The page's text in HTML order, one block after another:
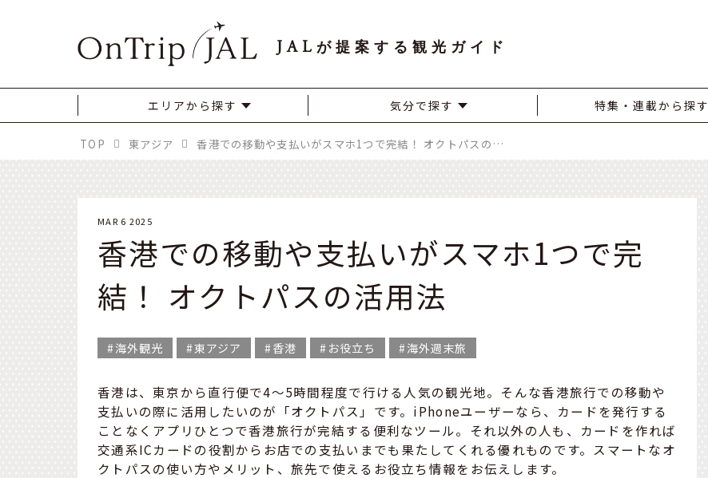
JAL が提案する観光ガイド
エリアから探す 気分で探す 特集・連載から探す
TOP 東アジア 香港での移動や支払いがスマホ1つで完結！ オクトパスの活用法
MAR 6 2025
香港での移動や支払いがスマホ1つで完
結！ オクトパスの活用法
海外観光 東アジア 香港 お役立ち 海外週末旅
香港は、東京から直行便で4～5時間程度で行ける人気の観光地。そんな香港旅行での移動や
支払いの際に活用したいのが「オクトパス」です。iPhoneユーザーなら、カードを発行する
ことなくアプリひとつで香港旅行が完結する便利なツール。それ以外の人も、カードを作れば
交通系ICカードの役割からお店での支払いまでも果たしてくれる優れものです。スマートなオ
クトパスの使い方やメリット、旅先で使えるお役立ち情報をお伝えします。